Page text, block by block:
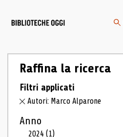
Raffina la ricerca
Filtri applicati
Autori: Marco Alparone
Anno
2024(1)